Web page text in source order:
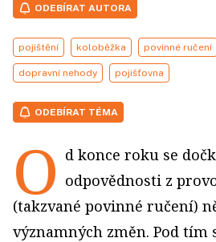
ODEBÍRAT AUTORA
pojištění koloběžka povinné ručení
dopravní nehody pojišťovna
ODEBÍRAT TÉMA
O d konce roku se
odpovědnosti z
(takzvané povinné ručení)
významných změn. Pod tím